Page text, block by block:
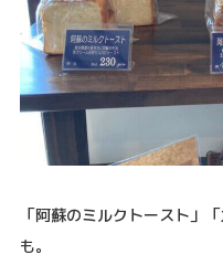
「阿蘇のミルクトースト」
も。